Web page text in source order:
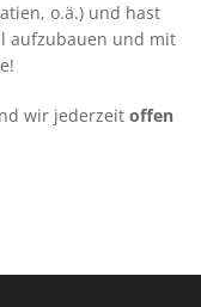
o.ä.) und hast
aufzubauen und mit
wir jederzeit offen